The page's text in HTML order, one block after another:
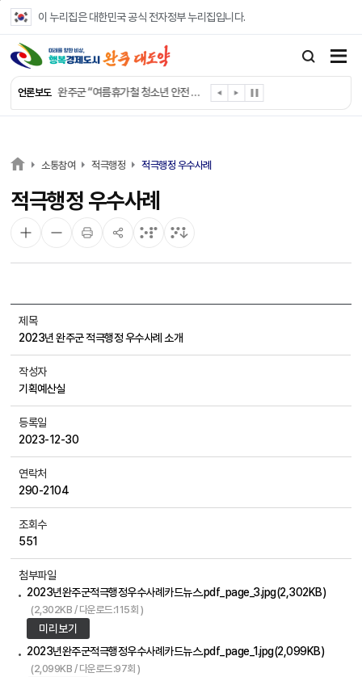
이 누리집은 대한민국 공식 전자정부 누리집입니다.
언론보도
완주군, ‘수의계약 총량제’ 개편 운영
완주군 청소년, 초록우산 지원으로 치과 치료
완주군, 모바일 헬스케어 “내 건강 변화 직접 확인”
완주군 “여름휴가철 청소년 안전 지킨다”
완주 청소년, 삼성 임직원 만나 미래 진로 그린다
완주 봉동읍, 희망나눔가게·행복빨래방 만족도 조사
소통참여 적극행정 적극행정 우수사례
적극행정 우수사례
제목
2023년 완주군 적극행정 우수사례 소개
작성자
기획예산실
등록일
2023-12-30
연락처
290-2104
조회수
551
첨부파일
2023년완주군적극행정우수사례카드뉴스.pdf_page_3.jpg(2,302KB)
(2,302KB / 다운로드:115회 )
미리보기
2023년완주군적극행정우수사례카드뉴스.pdf_page_1.jpg(2,099KB)
(2,099KB / 다운로드:97회 )